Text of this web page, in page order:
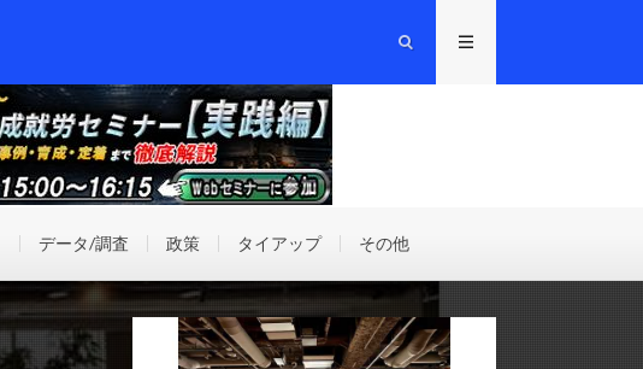
データ/調査 政策 タイアップ その他